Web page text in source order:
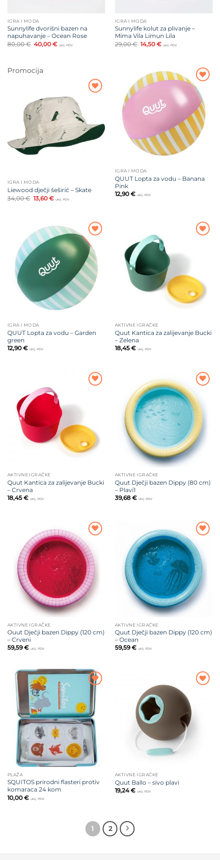
IGRA I MODA
Sunnylife dvorišni bazen na
napuhavanje – Ocean Rose
80,00€ Izvorna
cijena
80,00 €.
40,00€Trenutna
cijena
uklj. PDV
IGRA I MODA
Sunnylife kolut za plivanje –
Mima Vila Limun Lila
29,00€ Izvorna
cijena
14,50€Trenutna
cijena
uklj. PDV
Promocija
IGRA I MODA
Liewood dječji šeširić – Skate
34,00€ Izvorna
cijena
13,60€Trenutna
cijena
uklj. PDV
Dodajte
na listu
želja
IGRA I MODA
QUUT Lopta za vodu – Banana
Pink
12,90 € uklj. PDV
Dodajte
na listu
želja
IGRA I MODA
QUUT Lopta za vodu – Garden
green
12,90 € uklj. PDV
AKTIVNE IGRAČKE
Quut Kantica za zalijevanje Bucki
– Zelena
18,45 € uklj. PDV
AKTIVNE IGRAČKE
Quut Kantica za zalijevanje Bucki
– Crvena
18,45 € uklj. PDV
Dodajte
na listu
želja
AKTIVNE IGRAČKE
Quut Dječji bazen Dippy (80 cm)
– Plavi1
39,68 € uklj. PDV
Dodajte
na listu
želja
AKTIVNE IGRAČKE
Ouut Dječji bazen Dippy (120 cm)
– Crveni
59,59€ uklj. PDV
Dodajte
na listu
želja
AKTIVNE IGRAČKE
Quut Dječji bazen Dippy (120 cm)
– Ocean
59,59€ uklj. PDV
Dodajte
na listu
želja
PLAŽA
SQUITOS prirodni flasteri protiv
komaraca 24 kom
10,00 € uklj. PDV
AKTIVNE IGRAČKE
Quut Ballo – sivo plavi
19,24€ uklj. PDV
1 2